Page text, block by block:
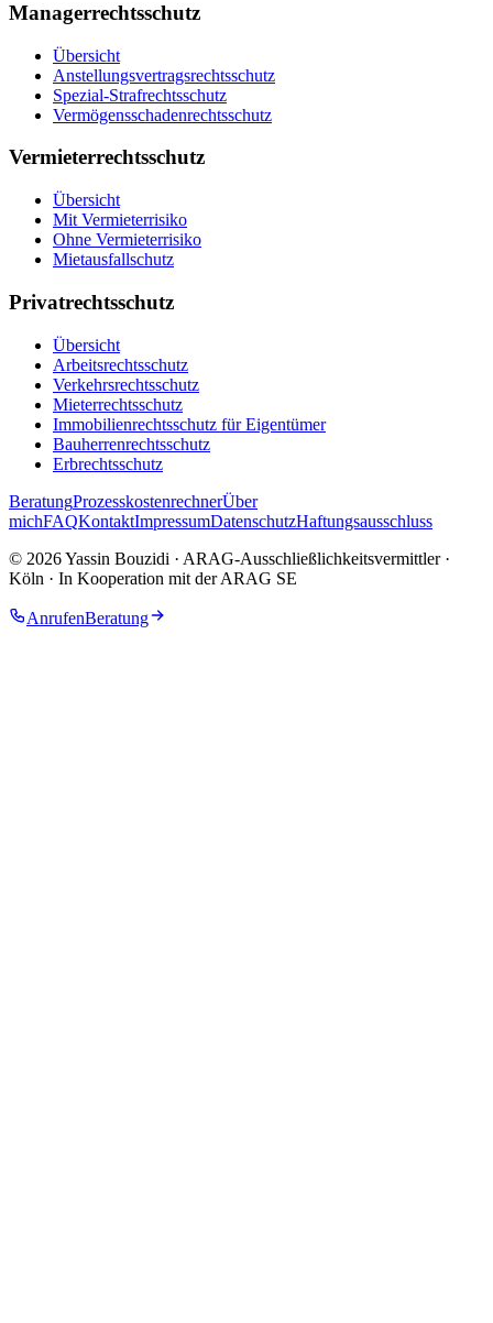
Managerrechtsschutz
Übersicht
Anstellungsvertrags­rechtsschutz
Spezial-Strafrechtsschutz
Vermögensschaden­rechtsschutz
Vermieterrechtsschutz
Übersicht
Mit Vermieterrisiko
Ohne Vermieterrisiko
Mietausfallschutz
Privatrechtsschutz
Übersicht
Arbeitsrechtsschutz
Verkehrsrechtsschutz
Mieterrechtsschutz
Immobilien­rechtsschutz für Eigentümer
Bauherrenrechtsschutz
Erbrechtsschutz
BeratungProzesskostenrechnerÜber
michFAQKontaktImpressumDatenschutzHaftungsausschluss
© 2026Yassin Bouzidi · ARAG-Ausschließlichkeitsvermittler·
Köln · In Kooperation mit der ARAG SE
AnrufenBeratung